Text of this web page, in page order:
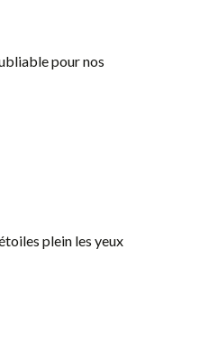
pour nos
plein les yeux